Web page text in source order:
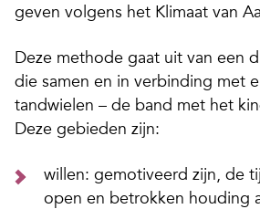
geven volgens het Klimaat van
Deze methode gaat uit van een
die samen en in verbinding met
tandwielen – de band met het
Deze gebieden zijn:
willen: gemotiveerd zijn, de
open en betrokken houding